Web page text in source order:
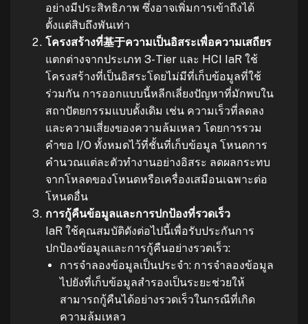
อย่างมีประสิทธิภาพ ซึ่งอาจเพิ่มการเข้าถึงได้
ตั้งแต่สิบถึงพันเท่า
โครงสร้างที่基于ความเป็นอิสระเพื่อความเสถียร
แตกต่างจากประเภท 3-Tier และ HCI IaR ใช้
โครงสร้างที่เป็นอิสระโดยไม่มีที่เก็บข้อมูลที่ใช้
ร่วมกัน การออกแบบนี้หลีกเลี่ยงปัญหาที่มักพบใน
สถาปัตยกรรมแบบดั้งเดิม เช่น ความเร็วที่ลดลง
และความเสี่ยงของความล้มเหลว โดยการรวม
คำขอ I/O ทั้งหมดไว้ที่ชั้นที่เก็บข้อมูล โหนดการ
คำนวณแต่ละตัวทำงานอย่างอิสระ ลดผลกระทบ
จากโหลดของโหนดหรือเครื่องเสมือนเฉพาะต่อ
โหนดอื่น
การกู้คืนข้อมูลและการปกป้องที่รวดเร็ว
IaR ใช้คุณสมบัติดังต่อไปนี้เพื่อรับประกันการ
ปกป้องข้อมูลและการกู้คืนอย่างรวดเร็ว:
การจำลองข้อมูลเป็นประจำ: การจำลองข้อมูล
ไปยังที่เก็บข้อมูลสำรองเป็นระยะช่วยให้
สามารถกู้คืนได้อย่างรวดเร็วในกรณีที่เกิด
ความล้มเหลว